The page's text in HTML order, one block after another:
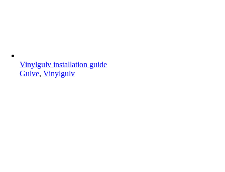
Vinylgulv installation guide
Gulve,Vinylgulv